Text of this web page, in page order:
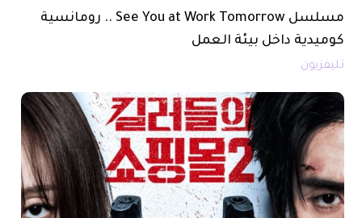
مسلسل See You at Work Tomorrow .. رومانسية
كوميدية داخل بيئة العمل
تليفزيون